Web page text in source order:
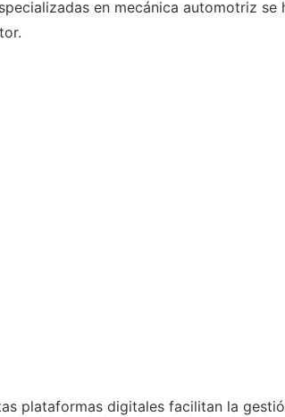
en mecánica automotriz se
plataformas digitales facilitan la